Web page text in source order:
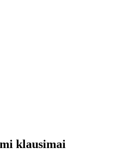
klausimai